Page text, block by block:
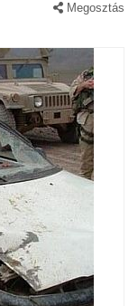
Megosztás